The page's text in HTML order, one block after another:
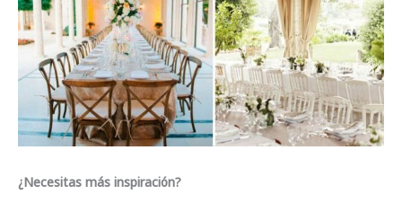
¿Necesitas más inspiración?